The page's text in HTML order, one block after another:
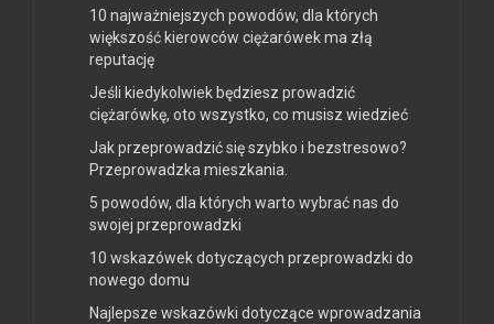
10 najważniejszych powodów, dla których
większość kierowców ciężarówek ma złą
reputację
Jeśli kiedykolwiek będziesz prowadzić
ciężarówkę, oto wszystko, co musisz wiedzieć
Jak przeprowadzić się szybko i bezstresowo?
Przeprowadzka mieszkania.
5 powodów, dla których warto wybrać nas do
swojej przeprowadzki
10 wskazówek dotyczących przeprowadzki do
nowego domu
Najlepsze wskazówki dotyczące wprowadzania